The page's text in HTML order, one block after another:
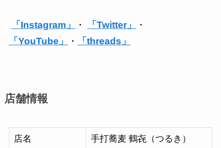
「Instagram」 ・ 「Twitter」
・
「YouTube」
・ 「threads」
店舗情報
店名 手打蕎麦 鶴㐂（つるき）